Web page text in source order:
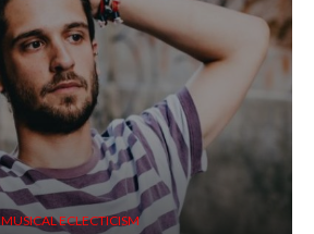
MUSICAL ECLECTICISM